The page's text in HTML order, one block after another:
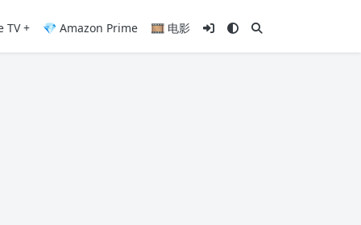
TV + 💎 Amazon Prime 🎞️ 电影